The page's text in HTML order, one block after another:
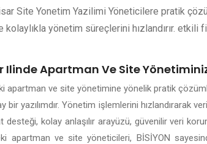
Site Yonetim Yazilimi Yöneticilere pratik
kolaylıkla yönetim süreçlerini hızlandırır.
Apartman Ve Site
apartman ve site yönetimine yönelik pratik
bir yazılımdır. Yönetim işlemlerini hızlandırarak
desteği, kolay anlaşılır arayüzü, güvenilir veri
apartman ve site yöneticileri, BİSİYON